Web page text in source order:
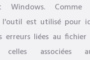
Windows.
l'outil est utilisé pour
erreurs liées au fichier
celles associées